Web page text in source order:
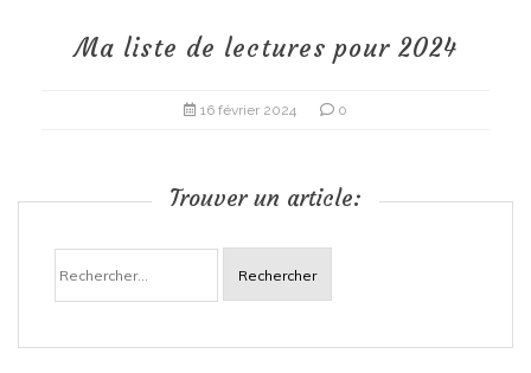
Ma liste de lectures pour 2024
16 février 2024 0
Trouver un article:
Rechercher :